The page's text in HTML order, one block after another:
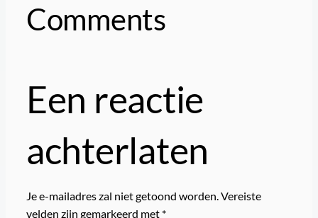
Comments
Een reactie
achterlaten
Je e-mailadres zal niet getoond worden.Vereiste
velden zijn gemarkeerd met *